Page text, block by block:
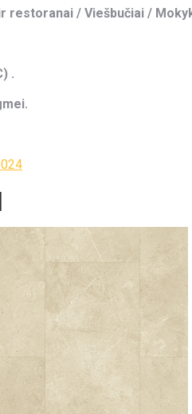
restoranai / Viešbučiai /
.